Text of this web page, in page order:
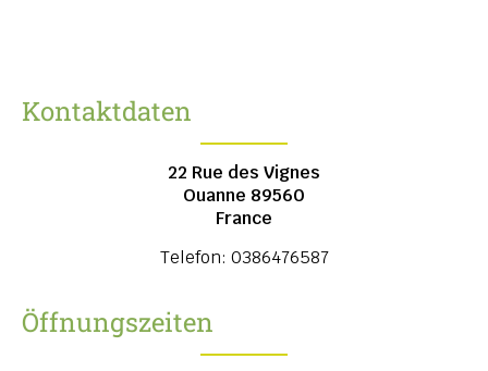
Kontaktdaten
22 Rue des Vignes
Ouanne 89560
France
Telefon: 0386476587
Öffnungszeiten